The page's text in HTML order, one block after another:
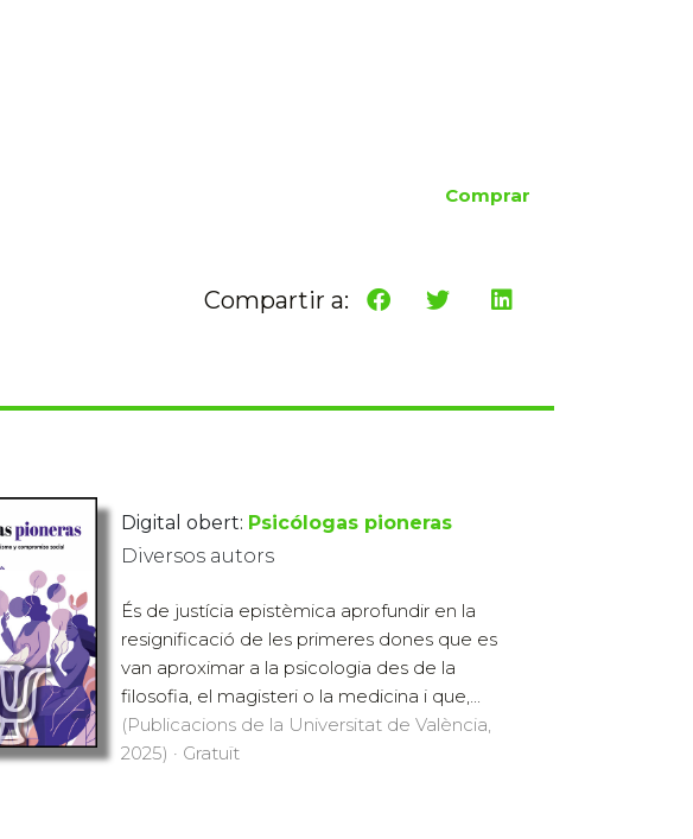
Comprar
Compartir a:
Digital obert: Psicólogas pioneras
Diversos autors
És de justícia epistèmica aprofundir en la
resignificació de les primeres dones que es
van aproximar a la psicologia des de la
filosofia, el magisteri o la medicina i que,...
(Publicacions de la Universitat de València,
2025) · Gratuït